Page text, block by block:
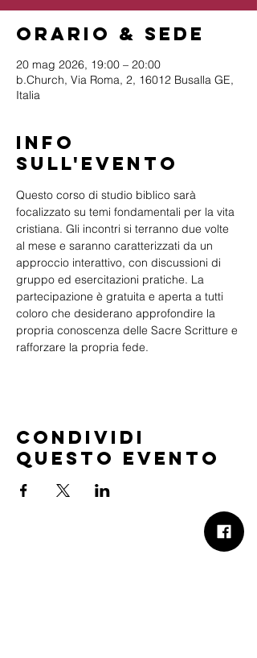
Orario & Sede
20 mag 2026, 19:00 – 20:00
b.Church, Via Roma, 2, 16012 Busalla GE,
Italia
Info
sull'evento
Questo corso di studio biblico sarà
focalizzato su temi fondamentali per la vita
cristiana. Gli incontri si terranno due volte
al mese e saranno caratterizzati da un
approccio interattivo, con discussioni di
gruppo ed esercitazioni pratiche. La
partecipazione è gratuita e aperta a tutti
coloro che desiderano approfondire la
propria conoscenza delle Sacre Scritture e
rafforzare la propria fede.
Condividi
questo evento